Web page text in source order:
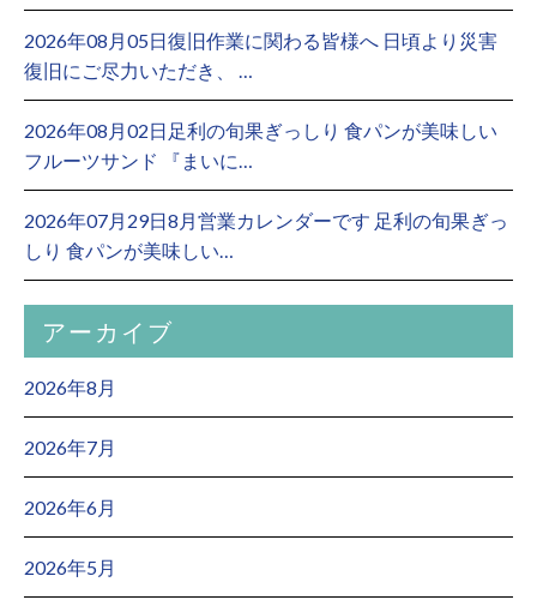
2026年08月05日復旧作業に関わる皆様へ 日頃より災害
復旧にご尽力いただき、 …
2026年08月02日足利の旬果ぎっしり 食パンが美味しい
フルーツサンド 『まいに…
2026年07月29日8月営業カレンダーです 足利の旬果ぎっ
しり 食パンが美味しい…
アーカイブ
2026年8月
2026年7月
2026年6月
2026年5月